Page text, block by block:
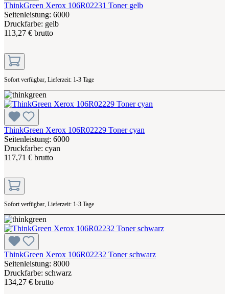
ThinkGreen Xerox 106R02231 Toner gelb
Seitenleistung: 6000
Druckfarbe: gelb
113,27 € brutto
Sofort verfügbar, Lieferzeit: 1-3 Tage
ThinkGreen Xerox 106R02229 Toner cyan
Seitenleistung: 6000
Druckfarbe: cyan
117,71 € brutto
Sofort verfügbar, Lieferzeit: 1-3 Tage
ThinkGreen Xerox 106R02232 Toner schwarz
Seitenleistung: 8000
Druckfarbe: schwarz
134,27 € brutto